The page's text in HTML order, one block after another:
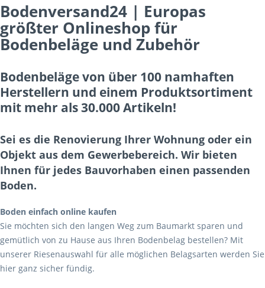
Bodenversand24 | Europas
größter Onlineshop für
Bodenbeläge und Zubehör
Bodenbeläge von über 100 namhaften
Herstellern und einem Produktsortiment
mit mehr als 30.000 Artikeln!
Sei es die Renovierung Ihrer Wohnung oder ein
Objekt aus dem Gewerbebereich. Wir bieten
Ihnen für jedes Bauvorhaben einen passenden
Boden.
Boden einfach online kaufen
Sie möchten sich den langen Weg zum Baumarkt sparen und
gemütlich von zu Hause aus Ihren Bodenbelag bestellen? Mit
unserer Riesenauswahl für alle möglichen Belagsarten werden Sie
hier ganz sicher fündig.